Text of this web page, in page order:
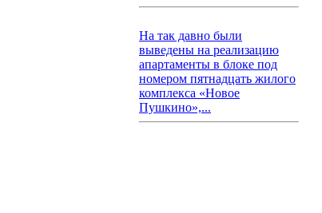
На так давно были
выведены на реализацию
апартаменты в блоке под
номером пятнадцать жилого
комплекса «Новое
Пушкино»,...